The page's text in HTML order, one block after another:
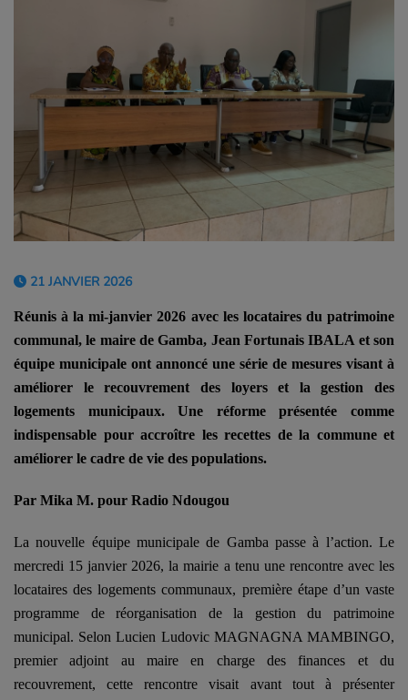
21 JANVIER 2026
Réunis à la mi-janvier 2026 avec les locataires du patrimoine
communal, le maire de Gamba, Jean Fortunais IBALA et son
équipe municipale ont annoncé une série de mesures visant à
améliorer le recouvrement des loyers et la gestion des
logements municipaux. Une réforme présentée comme
indispensable pour accroître les recettes de la commune et
améliorer le cadre de vie des populations.
Par Mika M. pour Radio Ndougou
La nouvelle équipe municipale de Gamba passe à l’action. Le
mercredi 15 janvier 2026, la mairie a tenu une rencontre avec les
locataires des logements communaux, première étape d’un vaste
programme de réorganisation de la gestion du patrimoine
municipal. Selon Lucien Ludovic MAGNAGNA MAMBINGO,
premier adjoint au maire en charge des finances et du
recouvrement, cette rencontre visait avant tout à présenter